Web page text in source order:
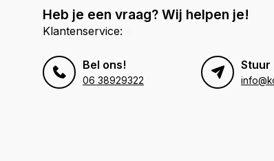
Heb je een vraag? Wij helpen je!
Klantenservice:
Bel ons!
06 38929322
Stuur